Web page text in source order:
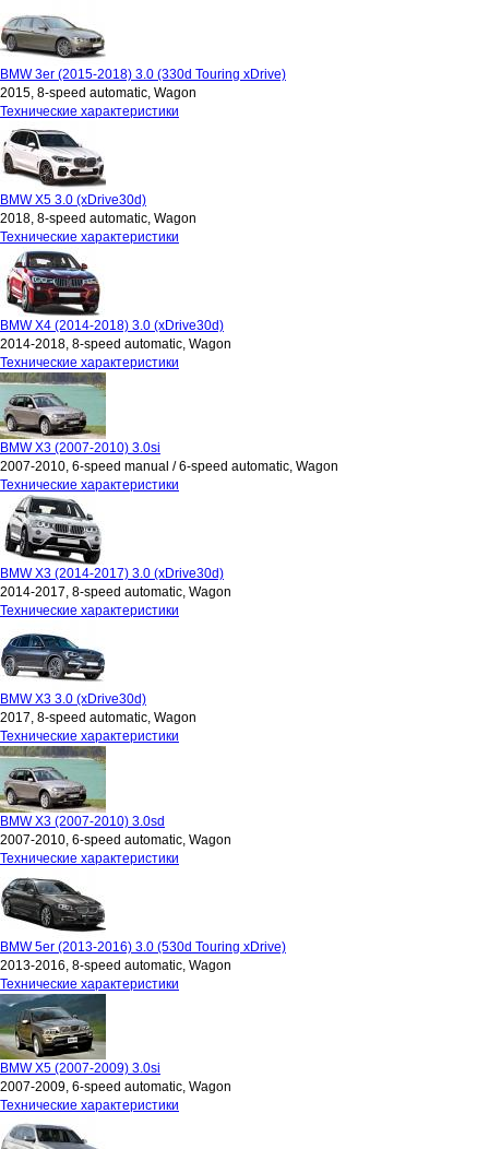
BMW 3er (2015-2018) 3.0 (330d Touring xDrive)
2015, 8-speed automatic, Wagon
Технические характеристики
BMW X5 3.0 (xDrive30d)
2018, 8-speed automatic, Wagon
Технические характеристики
BMW X4 (2014-2018) 3.0 (xDrive30d)
2014-2018, 8-speed automatic, Wagon
Технические характеристики
BMW X3 (2007-2010) 3.0si
2007-2010, 6-speed manual / 6-speed automatic, Wagon
Технические характеристики
BMW X3 (2014-2017) 3.0 (xDrive30d)
2014-2017, 8-speed automatic, Wagon
Технические характеристики
BMW X3 3.0 (xDrive30d)
2017, 8-speed automatic, Wagon
Технические характеристики
BMW X3 (2007-2010) 3.0sd
2007-2010, 6-speed automatic, Wagon
Технические характеристики
BMW 5er (2013-2016) 3.0 (530d Touring xDrive)
2013-2016, 8-speed automatic, Wagon
Технические характеристики
BMW X5 (2007-2009) 3.0si
2007-2009, 6-speed automatic, Wagon
Технические характеристики